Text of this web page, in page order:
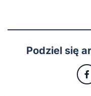
Podziel się